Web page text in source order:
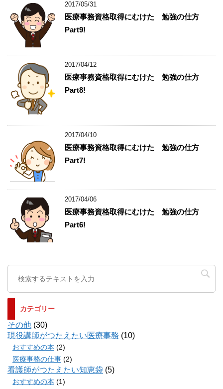
2017/05/31
医療事務資格取得にむけた 勉強の仕方
Part9!
2017/04/12
医療事務資格取得にむけた 勉強の仕方
Part8!
2017/04/10
医療事務資格取得にむけた 勉強の仕方
Part7!
2017/04/06
医療事務資格取得にむけた 勉強の仕方
Part6!
カテゴリー
その他 (30)
現役講師がつたえたい医療事務 (10)
おすすめの本 (2)
医療事務の仕事 (2)
看護師がつたえたい知恵袋 (5)
おすすめの本 (1)